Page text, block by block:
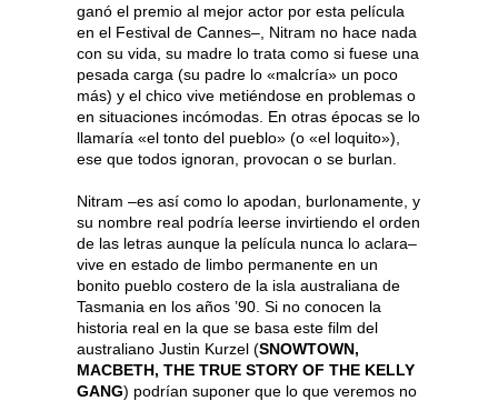
ganó el premio al mejor actor por esta película
en el Festival de Cannes–, Nitram no hace nada
con su vida, su madre lo trata como si fuese una
pesada carga (su padre lo «malcría» un poco
más) y el chico vive metiéndose en problemas o
en situaciones incómodas. En otras épocas se lo
llamaría «el tonto del pueblo» (o «el loquito»),
ese que todos ignoran, provocan o se burlan.
Nitram –es así como lo apodan, burlonamente, y
su nombre real podría leerse invirtiendo el orden
de las letras aunque la película nunca lo aclara–
vive en estado de limbo permanente en un
bonito pueblo costero de la isla australiana de
Tasmania en los años ’90. Si no conocen la
historia real en la que se basa este film del
australiano Justin Kurzel (SNOWTOWN,
MACBETH, THE TRUE STORY OF THE KELLY
GANG) podrían suponer que lo que veremos no